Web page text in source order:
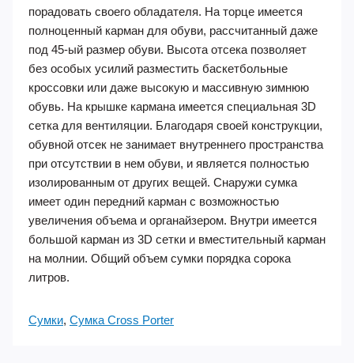
порадовать своего обладателя. На торце имеется
полноценный карман для обуви, рассчитанный даже
под 45-ый размер обуви. Высота отсека позволяет
без особых усилий разместить баскетбольные
кроссовки или даже высокую и массивную зимнюю
обувь. На крышке кармана имеется специальная 3D
сетка для вентиляции. Благодаря своей конструкции,
обувной отсек не занимает внутреннего пространства
при отсутствии в нем обуви, и является полностью
изолированным от других вещей. Снаружи сумка
имеет один передний карман с возможностью
увеличения объема и органайзером. Внутри имеется
большой карман из 3D сетки и вместительный карман
на молнии. Общий объем сумки порядка сорока
литров.
Сумки, Сумка Cross Porter